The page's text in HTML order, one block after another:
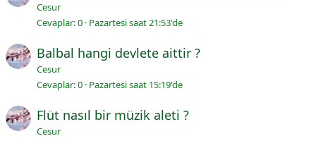
Cesur
Cevaplar 0 Pazartesi saat 21:53'de
Balbal hangi devlete aittir ?
Cesur
Cevaplar 0 Pazartesi saat 15:19'de
Flüt nasıl bir müzik aleti ?
Cesur